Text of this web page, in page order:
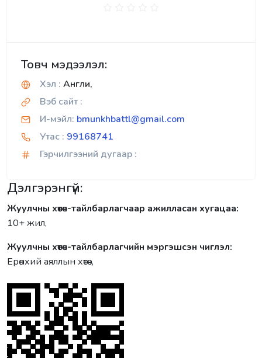
Товч мэдээлэл:
Хэл : Англи,
Вэб сайт :
И-мэйл: bmunkhbattl@gmail.com
Утас : 99168741
Гэрчилгээний дугаар :
Дэлгэрэнгүй:
Жуулчны хөтөч-тайлбарлагчаар ажилласан хугацаа:
10+ жил,
Жуулчны хөтөч-тайлбарлагчийн мэргэшсэн чиглэл:
Ерөнхий аяллын хөтөч,